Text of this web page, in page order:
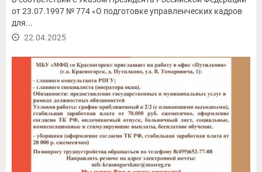
от 23.07.1997 № 774 «О подготовке управленческих кадров
для...
22.04.2025